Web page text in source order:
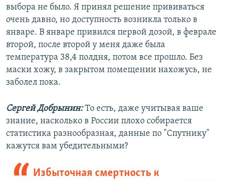
выбора не было. Я принял решение прививаться
очень давно, но доступность возникла только в
январе. В январе привился первой дозой, в феврале
второй, после второй у меня даже была
температура 38,4 полдня, потом все прошло. Без
маски хожу, в закрытом помещении нахожусь, не
заболел пока.
Сергей Добрынин:То есть, даже учитывая ваше
знание, насколько в России плохо собирается
статистика разнообразная, данные по "Спутнику"
кажутся вам убедительными?
Избыточная смертность к